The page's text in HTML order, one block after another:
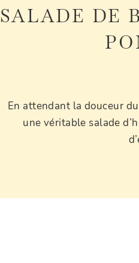
SALADE DE
En attendant la douceur
une véritable salade